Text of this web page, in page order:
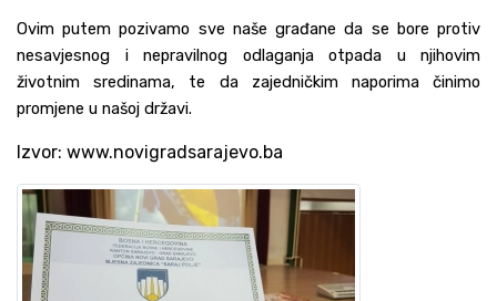
Ovim putem pozivamo sve naše građane da se bore protiv
nesavjesnog i nepravilnog odlaganja otpada u njihovim
životnim sredinama, te da zajedničkim naporima činimo
promjene u našoj državi.
Izvor: www.novigradsarajevo.ba